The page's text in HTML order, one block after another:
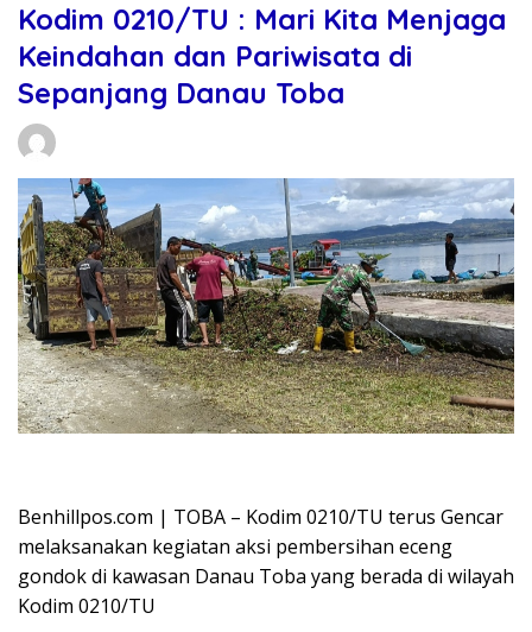
Kodim 0210/TU : Mari Kita Menjaga
Keindahan dan Pariwisata di
Sepanjang Danau Toba
Benhillpos.com | TOBA – Kodim 0210/TU terus Gencar
melaksanakan kegiatan aksi pembersihan eceng
gondok di kawasan Danau Toba yang berada di wilayah
Kodim 0210/TU